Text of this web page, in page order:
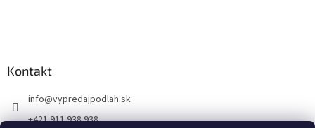
Kontakt
info@vypredajpodlah.sk
+421 911 938 938